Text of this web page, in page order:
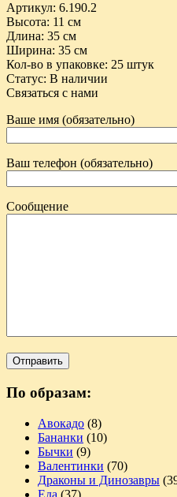
Артикул: 6.190.2
Высота: 11 см
Длина: 35 см
Ширина: 35 см
Кол-во в упаковке: 25 штук
Статус: В наличии
Связаться с нами
Ваше имя (обязательно)
Ваш телефон (обязательно)
Сообщение
По образам:
Авокадо (8)
Бананки (10)
Бычки (9)
Валентинки (70)
Драконы и Динозавры
Еда (37)